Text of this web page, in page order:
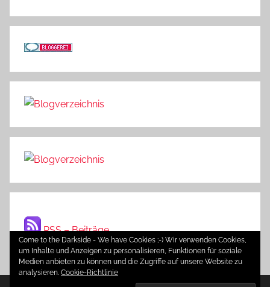
RSS – Beiträge
Come to the Darkside - We have Cookies ;-) Wir verwenden Cookies,
um Inhalte und Anzeigen zu personalisieren, Funktionen für soziale
Medien anbieten zu können und die Zugriffe auf unsere Website zu
analysieren. Cookie-Richtlinie